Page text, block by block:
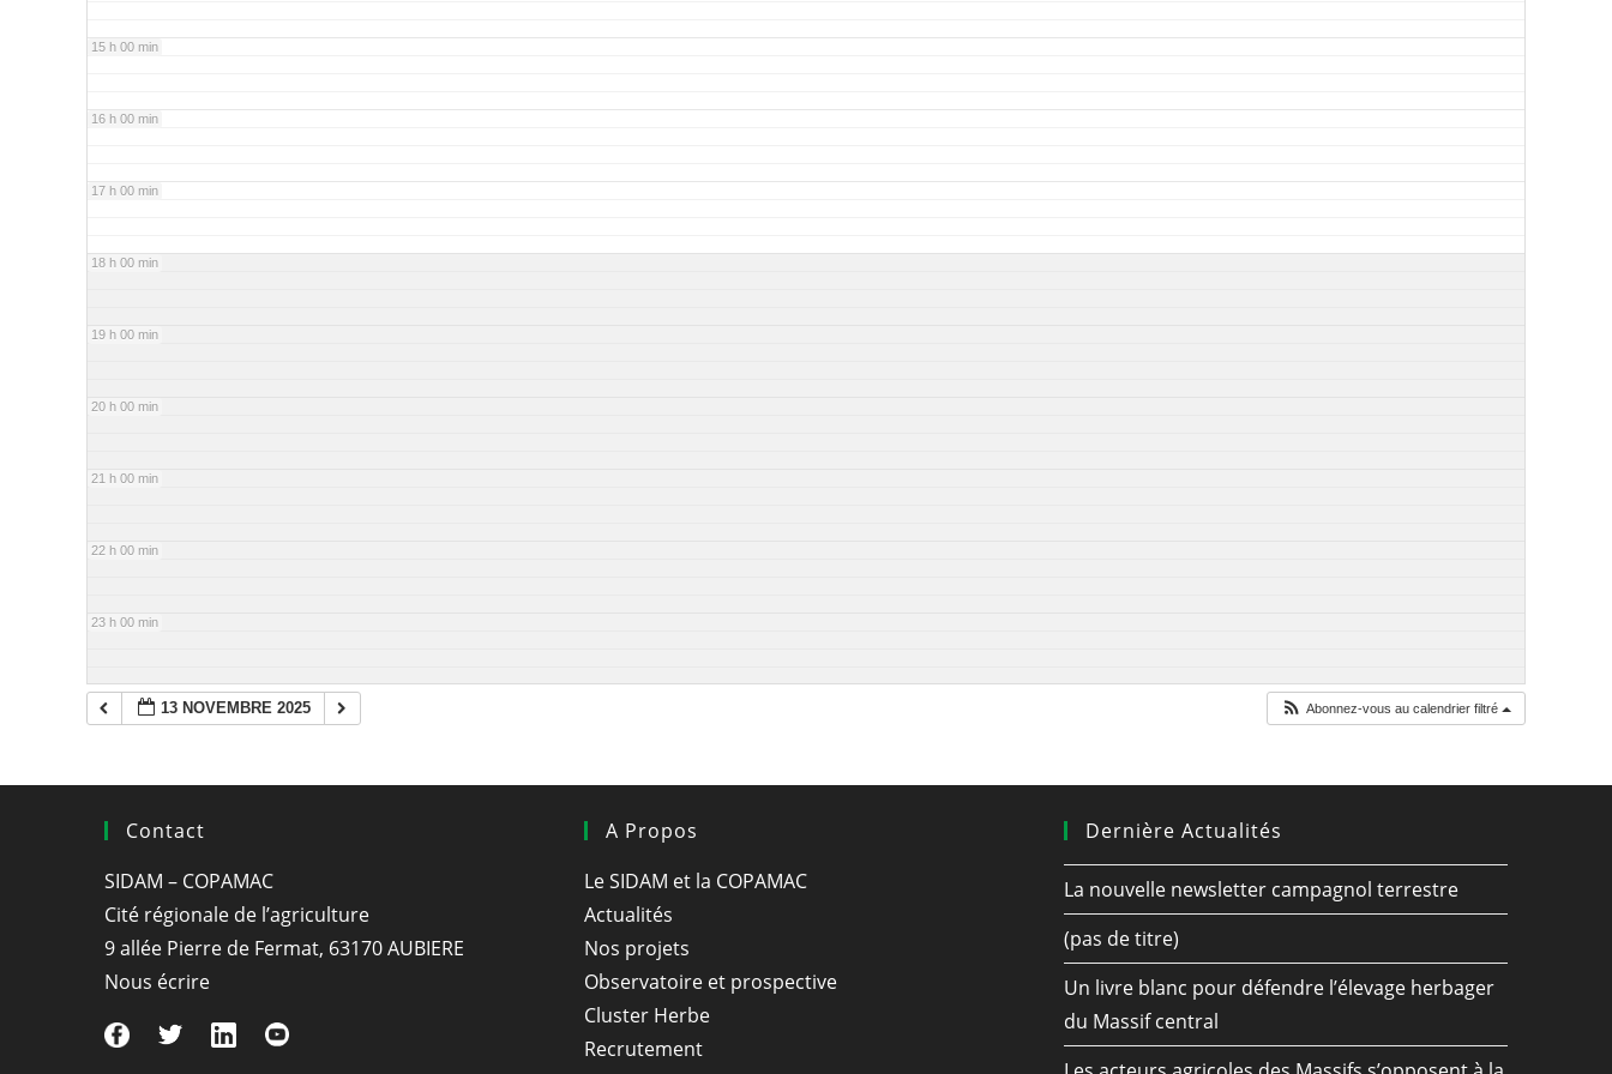
15 h 00 min
16 h 00 min
17 h 00 min
18 h 00 min
19 h 00 min
20 h 00 min
21 h 00 min
22 h 00 min
23 h 00 min
13 NOVEMBRE 2025 Abonnez-vous au calendrier filtré
Contact
SIDAM – COPAMAC
Cité régionale de l’agriculture
9 allée Pierre de Fermat, 63170 AUBIERE
Nous écrire
A Propos
Le SIDAM et la COPAMAC
Actualités
Nos projets
Observatoire et prospective
Cluster Herbe
Recrutement
Dernière Actualités
La nouvelle newsletter campagnol terrestre
(pas de titre)
Un livre blanc pour défendre l’élevage herbager
du Massif central